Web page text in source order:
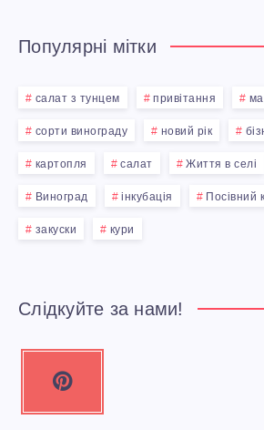
Популярні мітки
салат з тунцем привітання
сорти винограду новий рік
картопля салат Життя в селі
Виноград інкубація Посівний
закуски кури
Слідкуйте за нами!